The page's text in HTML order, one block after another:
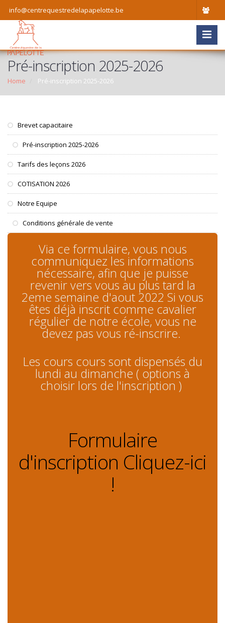
info@centrequestredelapapelotte.be
Pré-inscription 2025-2026
Home Pré-inscription 2025-2026
Brevet capacitaire
Pré-inscription 2025-2026
Tarifs des leçons 2026
COTISATION 2026
Notre Equipe
Conditions générale de vente
Via ce formulaire, vous nous
communiquez les informations
nécessaire, afin que je puisse
revenir vers vous au plus tard la
2eme semaine d'aout 2022 Si vous
êtes déjà inscrit comme cavalier
régulier de notre école, vous ne
devez pas vous ré-inscrire.
Les cours cours sont dispensés du
lundi au dimanche ( options à
choisir lors de l'inscription )
Formulaire
d'inscription Cliquez-ici
!